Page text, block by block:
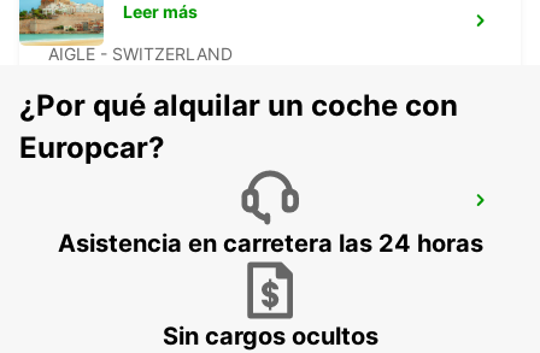
AIGLE
AIGLE - SWITZERLAND
MONTREUX, HOTEL MONTREUX-PALACE
MONTREUX - SWITZERLAND
Leer más
¿Por qué alquilar un coche con
Europcar?
Asistencia en carretera las 24 horas
Sin cargos ocultos